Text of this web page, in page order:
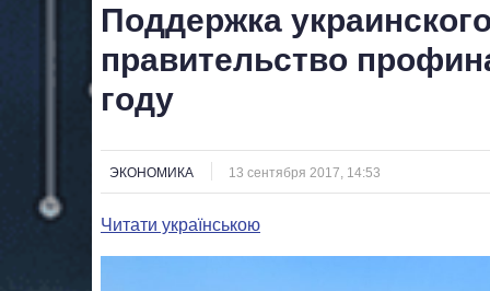
Поддержка
правительство
году
ЭКОНОМИКА 13 сентября 2017, 14:53
Читати українською